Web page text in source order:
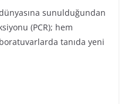
sunulduğundan
(PCR); hem
tanıda yeni